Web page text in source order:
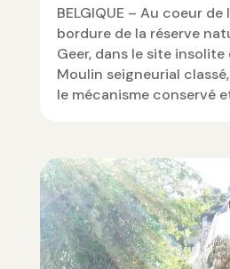
BELGIQUE – Au coeur de
bordure de la réserve
Geer, dans le site insolite
Moulin seigneurial
le mécanisme conservé